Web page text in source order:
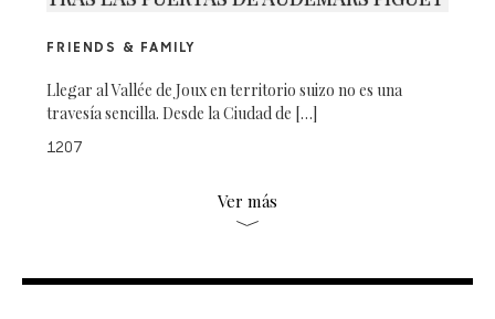
FRIENDS & FAMILY
Llegar al Vallée de Joux en territorio suizo no es una
travesía sencilla. Desde la Ciudad de […]
1207
Ver más